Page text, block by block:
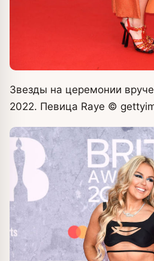
Звезды на церемонии
2022. Певица Raye ©